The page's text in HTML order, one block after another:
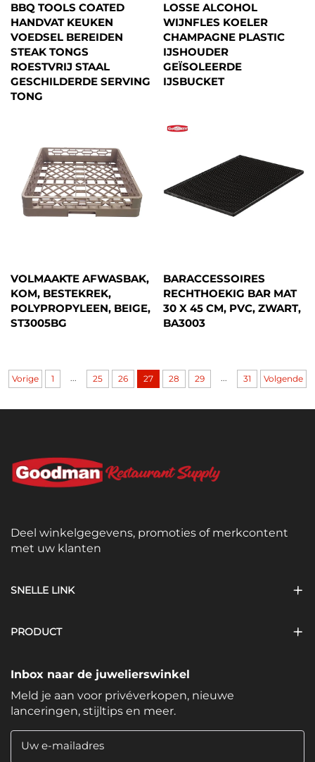
BBQ TOOLS COATED
HANDVAT KEUKEN
VOEDSEL BEREIDEN
STEAK TONGS
ROESTVRIJ STAAL
GESCHILDERDE SERVING
TONG
LOSSE ALCOHOL
WIJNFLES KOELER
CHAMPAGNE PLASTIC
IJSHOUDER
GEÏSOLEERDE
IJSBUCKET
VOLMAAKTE AFWASBAK,
KOM, BESTEKREK,
POLYPROPYLEEN, BEIGE,
ST3005BG
BARACCESSOIRES
RECHTHOEKIG BAR MAT
30 X 45 CM, PVC, ZWART,
BA3003
Vorige 1 ... 25 26 27 28 29 ... 31 Volgende
Deel winkelgegevens, promoties of merkcontent
met uw klanten
SNELLE LINK
PRODUCT
Inbox naar de juwelierswinkel
Meld je aan voor privéverkopen, nieuwe
lanceringen, stijltips en meer.
Uw e-mailadres